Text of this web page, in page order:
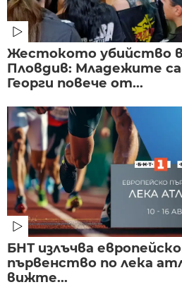
Жестокото убийство в
Пловдив: Младежите са
Георги повече от...
БНТ излъчва
първенство по лека
вижте...